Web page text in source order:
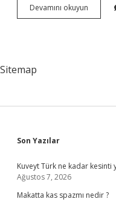
Devamını okuyun
Nasıl
Sitemap
Sidebar
Son Yazılar
Kuveyt Türk ne kadar kesinti
Ağustos 7, 2026
Makatta kas spazmı nedir ?